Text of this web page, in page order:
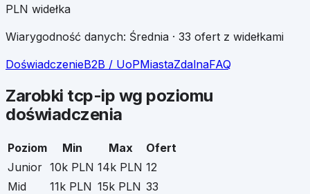
PLN widełka
Wiarygodność danych: Średnia · 33 ofert z widełkami
DoświadczenieB2B / UoPMiastaZdalnaFAQ
Zarobki tcp-ip wg poziomu
doświadczenia
Poziom Min Max
Ofert
Junior 10k PLN 14k PLN 12
Mid
11k PLN 15k PLN 33